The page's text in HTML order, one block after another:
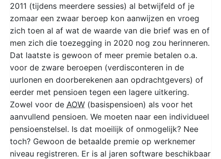
2011 (tijdens meerdere sessies) al betwijfeld of je
zomaar een zwaar beroep kon aanwijzen en vroeg
zich toen al af wat de waarde van die brief was en of
men zich die toezegging in 2020 nog zou herinneren.
Dat laatste is gewoon of meer premie betalen o.a.
voor de zware beroepen (verdisconteren in de
uurlonen en doorberekenen aan opdrachtgevers) of
eerder met pensioen tegen een lagere uitkering.
Zowel voor de AOW (basispensioen) als voor het
aanvullend pensioen. We moeten naar een individueel
pensioenstelsel. Is dat moeilijk of onmogelijk? Nee
toch? Gewoon de betaalde premie op werknemer
niveau registreren. Er is al jaren software beschikbaar